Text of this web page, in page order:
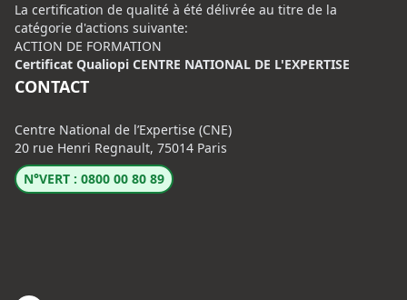
La certification de qualité à été délivrée au titre de la
catégorie d'actions suivante:
ACTION DE FORMATION
Certificat Qualiopi CENTRE NATIONAL DE L'EXPERTISE
CONTACT
Centre National de l’Expertise (CNE)
20 rue Henri Regnault, 75014 Paris
N°VERT : 0800 00 80 89